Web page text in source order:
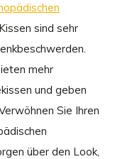
sind sehr
mehr
und geben
Sie Ihren
über den Look,